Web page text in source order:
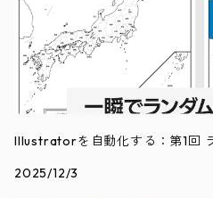
Illustratorを自動化する：第1回
2025/12/3